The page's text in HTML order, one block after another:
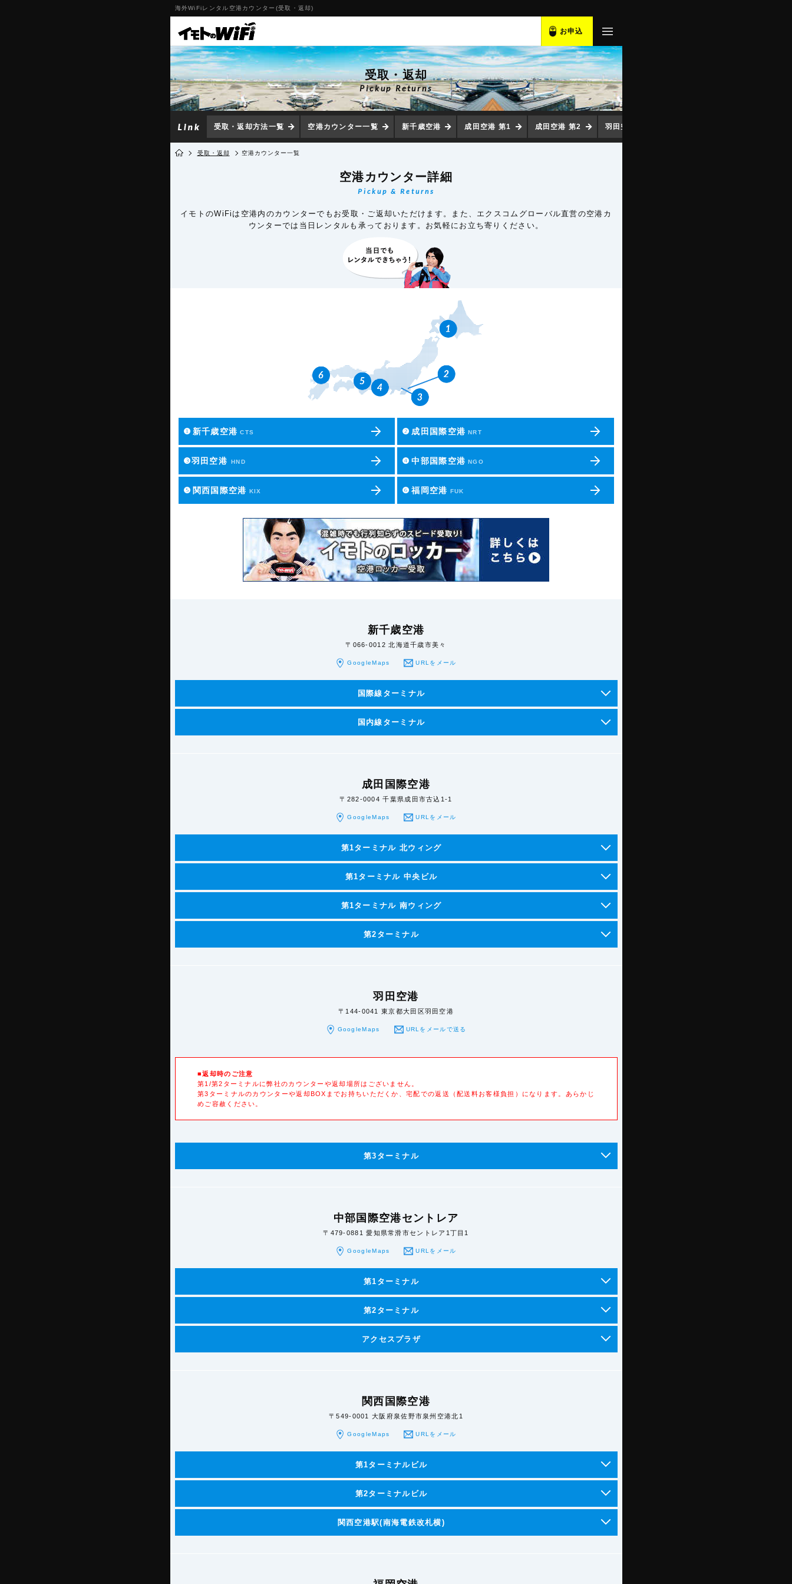
海外WiFiレンタル空港カウンター(受取・返却)
お申込
受取・返却
Pickup Returns
受取・返却方法一覧 空港カウンター一覧 新千歳空港 成田空港 第1 成田空港 第2 羽田空港
受取・返却 空港カウンター一覧
空港カウンター詳細
Pickup & Returns
イモトのWiFiは空港内のカウンターでもお受取・ご返却いただけます。また、エクスコムグローバル直営の空港カ
ウンターでは当日レンタルも承っております。お気軽にお立ち寄りください。
❶ 新千歳空港 CTS ❷ 成田国際空港 NRT
❸羽田空港 HND ❹ 中部国際空港 NGO
❺ 関西国際空港 KIX ❻ 福岡空港 FUK
新千歳空港
〒066-0012 北海道千歳市美々
GoogleMaps URLをメール
国際線ターミナル
国内線ターミナル
成田国際空港
〒282-0004 千葉県成田市古込1-1
GoogleMaps URLをメール
第1ターミナル 北ウィング
第1ターミナル 中央ビル
第1ターミナル 南ウィング
第2ターミナル
羽田空港
〒144-0041 東京都大田区羽田空港
GoogleMaps URLをメールで送る
■返却時のご注意
第1/第2ターミナルに弊社のカウンターや返却場所はございません。
第3ターミナルのカウンターや返却BOXまでお持ちいただくか、宅配での返送（配送料お客様負担）になります。あらかじ
めご容赦ください。
第3ターミナル
中部国際空港セントレア
〒479-0881 愛知県常滑市セントレア1丁目1
GoogleMaps URLをメール
第1ターミナル
第2ターミナル
アクセスプラザ
関西国際空港
〒549-0001 大阪府泉佐野市泉州空港北1
GoogleMaps URLをメール
第1ターミナルビル
第2ターミナルビル
関西空港駅(南海電鉄改札横)